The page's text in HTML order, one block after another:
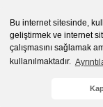
Bu internet sitesinde,
geliştirmek ve internet
çalışmasını sağlamak
kullanılmaktadır.
2015 © herigo.com |